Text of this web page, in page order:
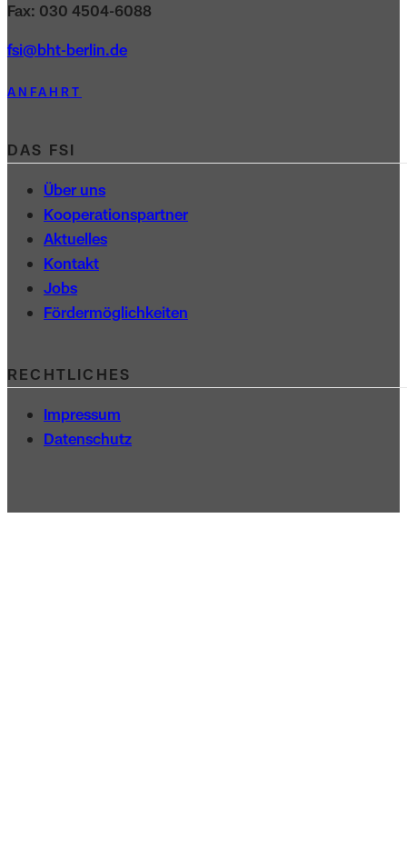
Fax: 030 4504-6088
fsi@bht-berlin.de
ANFAHRT
DAS FSI
Über uns
Kooperations­partner
Aktuelles
Kontakt
Jobs
Förder­möglichkeiten
RECHTLICHES
Impressum
Datenschutz